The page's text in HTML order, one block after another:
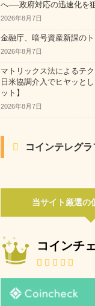
へ──政府対応の迅速化を
2026年8月7日
金融庁、暗号資産新課の
2026年8月7日
マトリックス法によるテ
日米協調介入でヒヤッと
ット】
2026年8月7日
コインテレグ
当サイト厳選の
コインチ